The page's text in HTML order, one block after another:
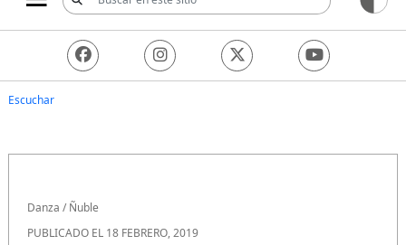
Escuchar
Danza /Ñuble
PUBLICADO EL 18 FEBRERO, 2019